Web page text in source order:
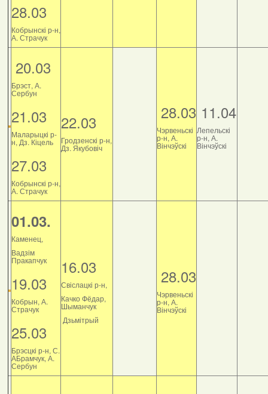
28.03
Кобрынскі р-н,
А. Страчук
20.03
Брэст, А.
Сербун
21.03
Маларыцкі р-
н, Дз. Кіцель
27.03
Кобрынскі р-н,
А. Страчук
22.03
Гродзенскі р-н,
Дз. Якубовіч
28.03
Чэрвеньскі
р-н, А.
Вінчэўскі
11.04
Лепельскі
р-н, А.
Вінчэўскі
01.03.
Каменец,
Вадзім
Пракапчук
19.03
Кобрын, А.
Страчук
25.03
Брэсцкі р-н, С.
АБрамчук, А.
Сербун
16.03
Свіслацкі р-н,
Качко Фёдар,
Шыманчук
Дзьмітрый
28.03
Чэрвеньскі
р-н, А.
Вінчэўскі